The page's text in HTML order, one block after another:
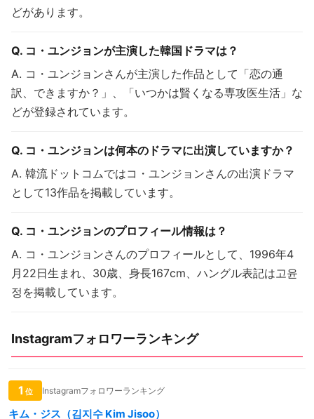
どがあります。
Q. コ・ユンジョンが主演した韓国ドラマは？
A. コ・ユンジョンさんが主演した作品として「恋の通
訳、できますか？」、「いつかは賢くなる専攻医生活」な
どが登録されています。
Q. コ・ユンジョンは何本のドラマに出演していますか？
A. 韓流ドットコムではコ・ユンジョンさんの出演ドラマ
として13作品を掲載しています。
Q. コ・ユンジョンのプロフィール情報は？
A. コ・ユンジョンさんのプロフィールとして、1996年4
月22日生まれ、30歳、身長167cm、ハングル表記は고윤
정を掲載しています。
Instagramフォロワーランキング
1 位 Instagramフォロワーランキング
キム・ジス（김지수 Kim Jisoo）